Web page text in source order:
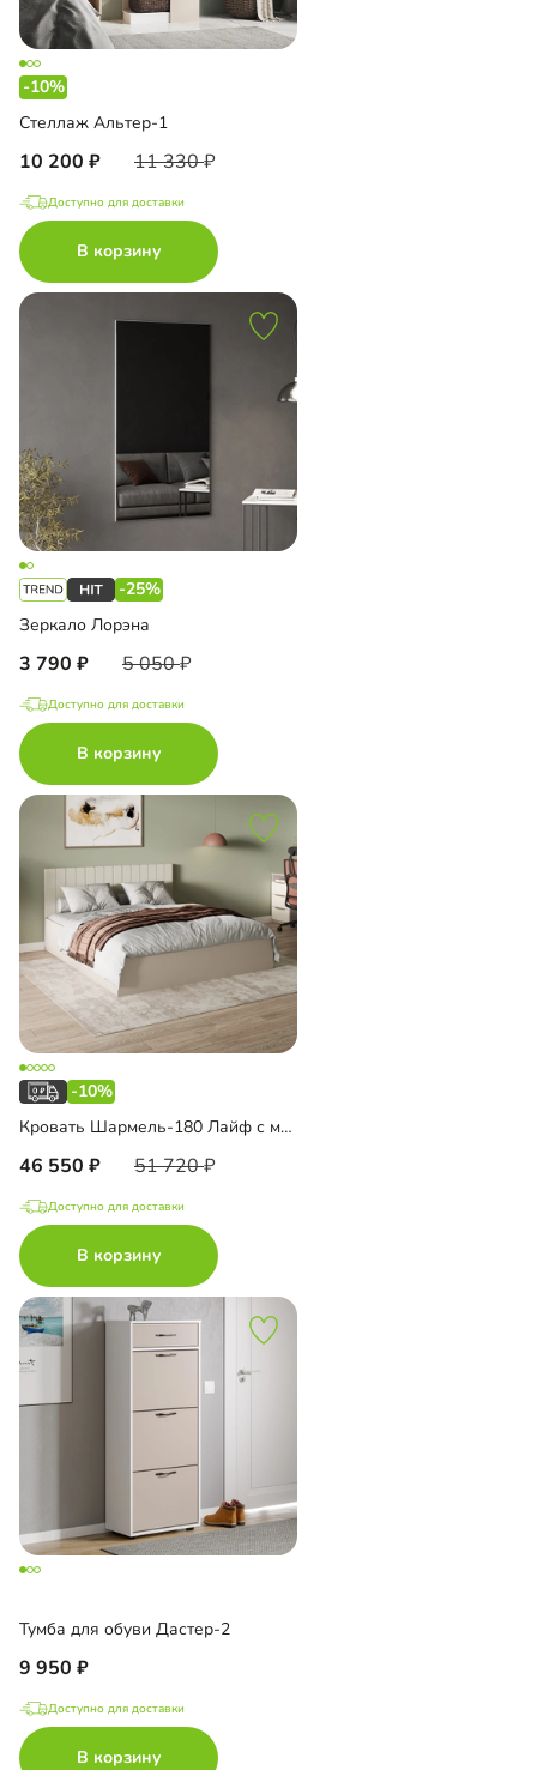
-10%
Стеллаж Альтер-1
10 200 11 330
Доступно для доставки
В корзину
-25%
Зеркало Лорэна
3 790 5 050
Доступно для доставки
В корзину
-10%
Кровать Шармель-180 Лайф с мягким изголовьем
46 550 51 720
Доступно для доставки
В корзину
Тумба для обуви Дастер-2
9 950
Доступно для доставки
В корзину